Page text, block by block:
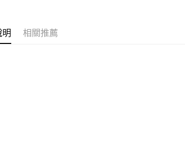
明 相關推薦